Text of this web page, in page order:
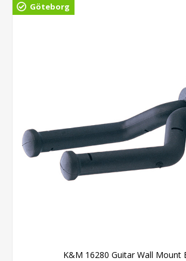
Göteborg
K&M 16280 Guitar Wall Mount